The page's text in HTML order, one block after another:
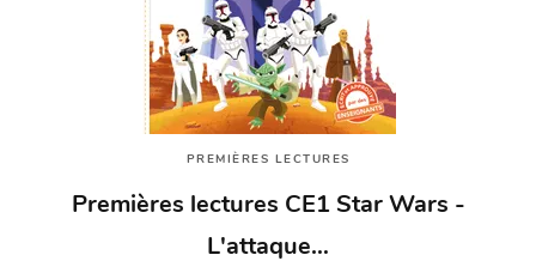
PREMIÈRES LECTURES
Premières lectures CE1 Star Wars -
L'attaque…